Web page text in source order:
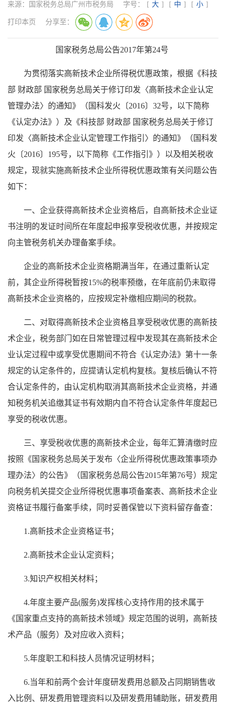
来源：
国家税务总局广州市税务局 字号： [ 大 ] [ 中 ] [ 小 ]
打印本页 分享至：
国家税务总局公告2017年第24号
为贯彻落实高新技术企业所得税优惠政策，根据《科技
部 财政部 国家税务总局关于修订印发〈高新技术企业认定
管理办法〉的通知》（国科发火〔2016〕32号，以下简称
《认定办法》）及《科技部 财政部 国家税务总局关于修订
印发〈高新技术企业认定管理工作指引〉的通知》（国科发
火〔2016〕195号，以下简称《工作指引》）以及相关税收
规定，现就实施高新技术企业所得税优惠政策有关问题公告
如下：
一、企业获得高新技术企业资格后，自高新技术企业证
书注明的发证时间所在年度起申报享受税收优惠，并按规定
向主管税务机关办理备案手续。
企业的高新技术企业资格期满当年，在通过重新认定
前，其企业所得税暂按15%的税率预缴，在年底前仍未取得
高新技术企业资格的，应按规定补缴相应期间的税款。
二、对取得高新技术企业资格且享受税收优惠的高新技
术企业，税务部门如在日常管理过程中发现其在高新技术企
业认定过程中或享受优惠期间不符合《认定办法》第十一条
规定的认定条件的，应提请认定机构复核。复核后确认不符
合认定条件的，由认定机构取消其高新技术企业资格，并通
知税务机关追缴其证书有效期内自不符合认定条件年度起已
享受的税收优惠。
三、享受税收优惠的高新技术企业，每年汇算清缴时应
按照《国家税务总局关于发布〈企业所得税优惠政策事项办
理办法〉的公告》（国家税务总局公告2015年第76号）规定
向税务机关提交企业所得税优惠事项备案表、高新技术企业
资格证书履行备案手续，同时妥善保管以下资料留存备查：
1.高新技术企业资格证书；
2.高新技术企业认定资料；
3.知识产权相关材料；
4.年度主要产品(服务)发挥核心支持作用的技术属于
《国家重点支持的高新技术领域》规定范围的说明，高新技
术产品（服务）及对应收入资料；
5.年度职工和科技人员情况证明材料；
6.当年和前两个会计年度研发费用总额及占同期销售收
入比例、研发费用管理资料以及研发费用辅助账，研发费用